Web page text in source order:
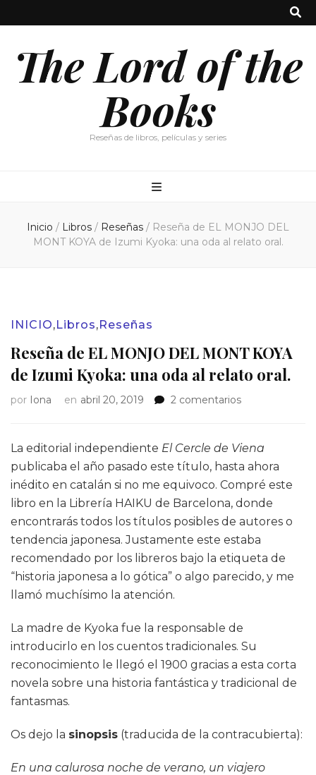
The Lord of the
Books
Reseñas de libros, películas y series
Inicio / Libros / Reseñas / Reseña de EL MONJO DEL
MONT KOYA de Izumi Kyoka: una oda al relato oral.
INICIO,Libros,Reseñas
Reseña de EL MONJO DEL MONT KOYA
de Izumi Kyoka: una oda al relato oral.
por Iona en abril 20, 2019 2 comentariosen
EL
MONJO
DEL
MONT
KOYA
de
Izumi
Kyoka:
una
oda
La editorial independiente El Cercle de Viena
publicaba el año pasado este título, hasta ahora
inédito en catalán si no me equivoco. Compré este
libro en la Librería HAIKU de Barcelona, donde
encontrarás todos los títulos posibles de autores o
tendencia japonesa. Justamente este estaba
recomendado por los libreros bajo la etiqueta de
“historia japonesa a lo gótica” o algo parecido, y me
llamó muchísimo la atención.
La madre de Kyoka fue la responsable de
introducirlo en los cuentos tradicionales. Su
reconocimiento le llegó el 1900 gracias a esta corta
novela sobre una historia fantástica y tradicional de
fantasmas.
Os dejo la sinopsis (traducida de la contracubierta):
En una calurosa noche de verano, un viajero